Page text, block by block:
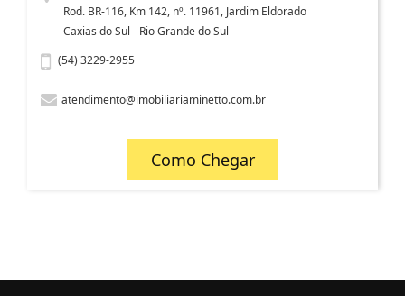
Rod. BR-116, Km 142, nº. 11961, Jardim Eldorado
Caxias do Sul - Rio Grande do Sul
(54) 3229-2955
atendimento@imobiliariaminetto.com.br
Como Chegar